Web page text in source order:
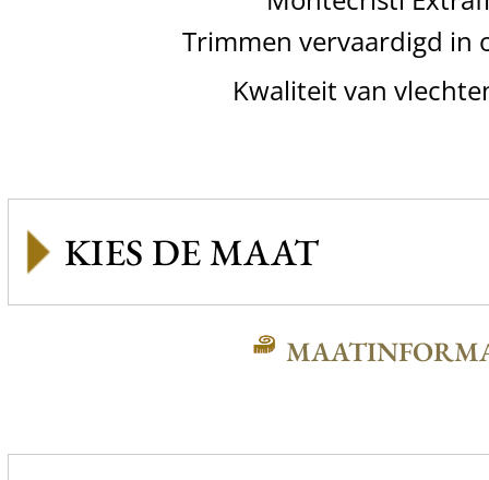
Trimmen vervaardigd in
Kwaliteit van